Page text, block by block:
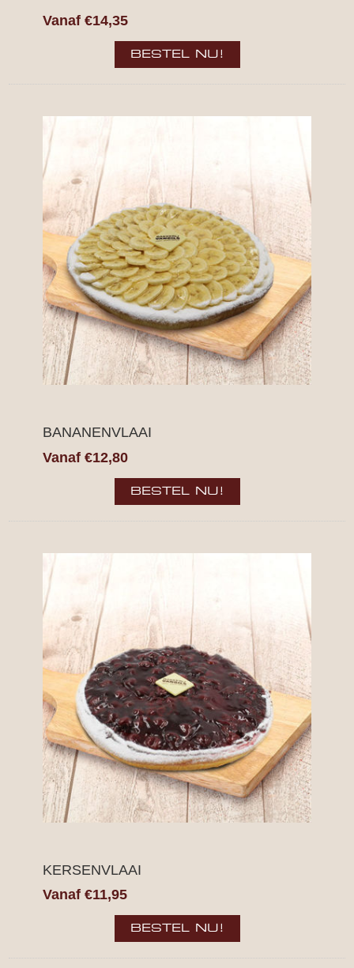
Vanaf €14,35
BANANENVLAAI
Vanaf €12,80
KERSENVLAAI
Vanaf €11,95